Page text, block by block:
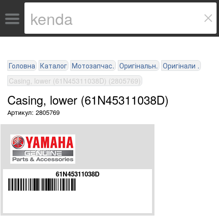
Головна Каталог Мотозапчас. Оригінальн. Оригінали .
Casing, lower (61N45311038D) (2805769)
Casing, lower (61N45311038D)
Артикул: 2805769
61N45311038D